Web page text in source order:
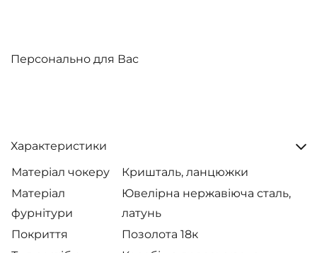
Персонально для Вас
Характеристики
Матеріал чокеру
Кришталь, ланцюжки
Матеріал
фурнітури
Ювелірна нержавіюча сталь,
латунь
Покриття
Позолота 18к